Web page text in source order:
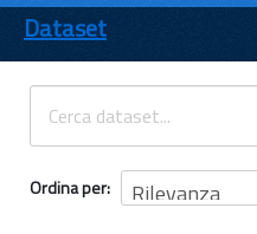
ENTI
TEMI
INFORMAZIONI
Dataset
Ordina per